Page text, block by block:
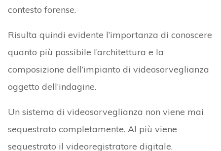
contesto forense.
Risulta quindi evidente l’importanza di conoscere
quanto più possibile l’architettura e la
composizione dell’impianto di videosorveglianza
oggetto dell’indagine.
Un sistema di videosorveglianza non viene mai
sequestrato completamente. Al più viene
sequestrato il videoregistratore digitale.